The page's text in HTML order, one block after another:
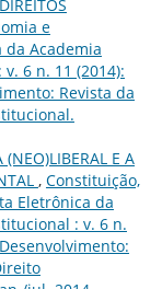
e
da Academia
6 n. 11 (2014):
Revista da
(NEO)LIBERAL E A
, Constituição,
Eletrônica da
: v. 6 n.